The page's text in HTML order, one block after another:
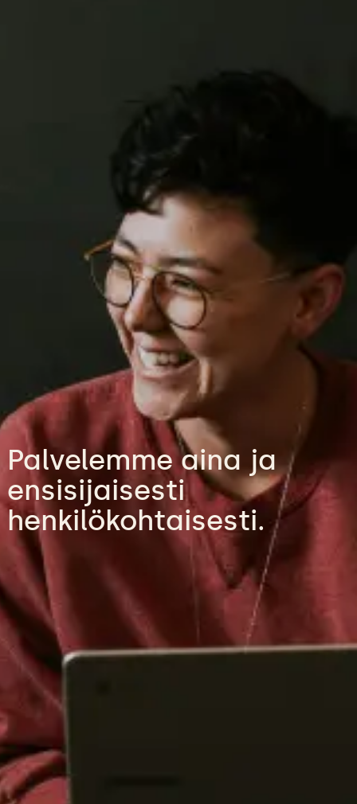
Palvelemme aina ja
ensisijaisesti
henkilökohtaisesti.